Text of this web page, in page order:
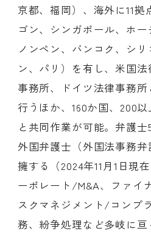
京都、福岡）、海外に11
ゴン、シンガポール、ホ
ノンペン、バンコク、シ
ン、パリ）を有し、米国
事務所、ドイツ法律事務
行うほか、160か国、200
と共同作業が可能。弁護士
外国弁護士（外国法事務弁
擁する（2024年11月1日現
ーポレート/M&A、ファイ
スクマネジメント/コンプ
務、紛争処理など多岐に亘